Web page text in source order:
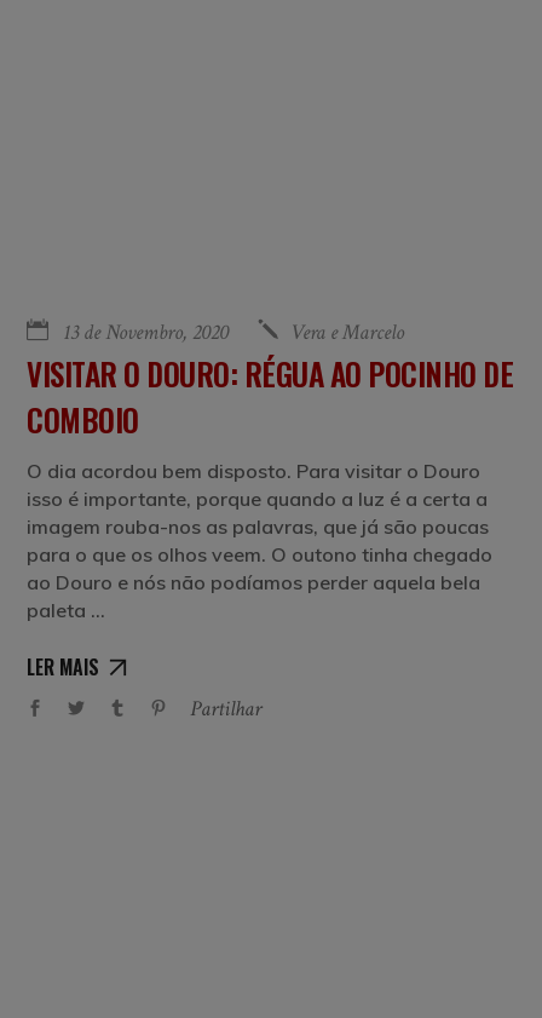
13 de Novembro, 2020 Vera e Marcelo
VISITAR O DOURO: RÉGUA AO POCINHO DE
COMBOIO
O dia acordou bem disposto. Para visitar o Douro
isso é importante, porque quando a luz é a certa a
imagem rouba-nos as palavras, que já são poucas
para o que os olhos veem. O outono tinha chegado
ao Douro e nós não podíamos perder aquela bela
paleta
LER MAIS
Partilhar